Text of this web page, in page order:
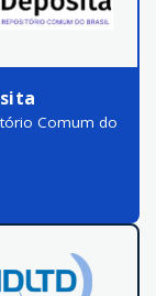
Comum do